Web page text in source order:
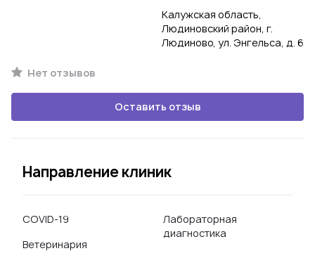
Калужская область,
Людиновский район, г.
Людиново, ул. Энгельса, д. 6
Нет отзывов
Оставить отзыв
Направление клиник
COVID-19
Ветеринария
Лабораторная
диагностика